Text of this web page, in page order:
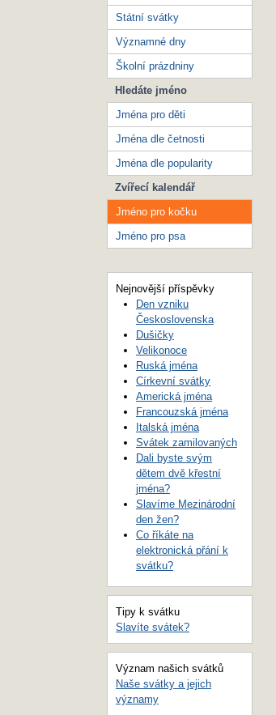
Státní svátky
Významné dny
Školní prázdniny
Hledáte jméno
Jména pro děti
Jména dle četnosti
Jména dle popularity
Zvířecí kalendář
Jméno pro kočku
Jméno pro psa
Nejnovější příspěvky
Den vzniku
Československa
Dušičky
Velikonoce
Ruská jména
Církevní svátky
Americká jména
Francouzská jména
Italská jména
Svátek zamilovaných
Dali byste svým
dětem dvě křestní
jména?
Slavíme Mezinárodní
den žen?
Co říkáte na
elektronická přání k
svátku?
Tipy k svátku
Slavíte svátek?
Význam našich svátků
Naše svátky a jejich
významy